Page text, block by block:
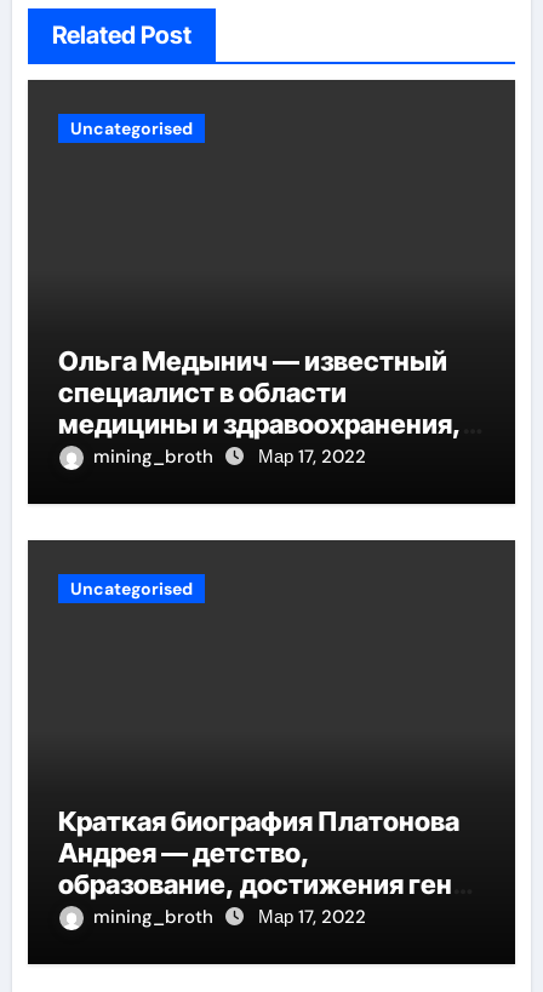
Related Post
Uncategorised
Ольга Медынич — известный
специалист в области
медицины и здравоохранения,
автор многочисленных научных
mining_broth Мар 17, 2022
Uncategorised
Краткая биография Платонова
Андрея — детство,
образование, достижения гения
русской литературы
mining_broth Мар 17, 2022